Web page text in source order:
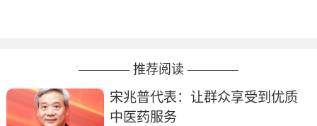
———— 推荐阅读 ————
宋兆普代表：让群众享受到优质
中医药服务